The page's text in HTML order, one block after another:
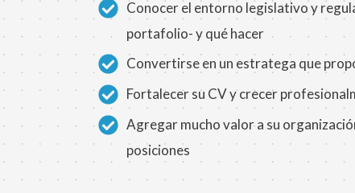
Conocer el entorno legislativo y
portafolio- y qué hacer
Convertirse en un estratega que
Fortalecer su CV y crecer
Agregar mucho valor a su
posiciones